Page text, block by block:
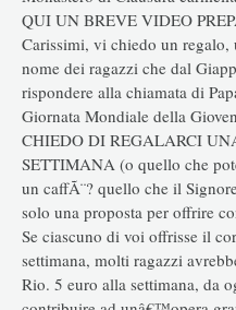
QUI UN BREVE VIDEO
Carissimi, vi chiedo un
nome dei ragazzi che dal
rispondere alla chiamata di
Giornata Mondiale della
CHIEDO DI REGALARCI
SETTIMANA (o quello che
un caffÃ¨? quello che il
solo una proposta per offrire
Se ciascuno di voi offrisse il
settimana, molti ragazzi
Rio. 5 euro alla settimana, da